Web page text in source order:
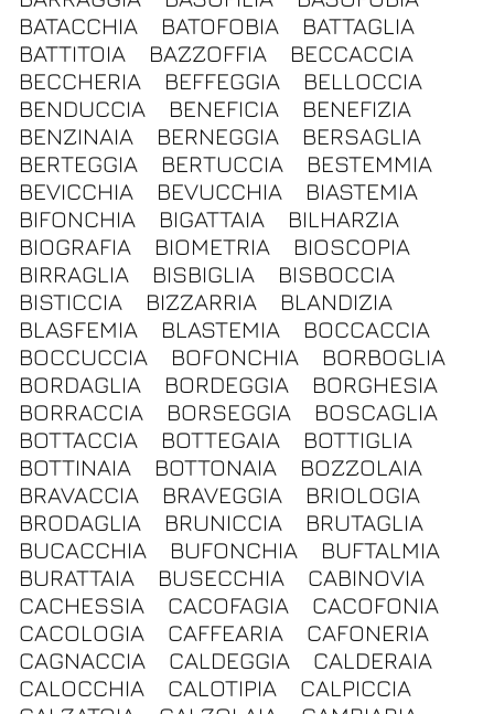
BATACCHIA
BATOFOBIA
BATTAGLIA
BATTITOIA
BAZZOFFIA
BECCACCIA
BECCHERIA
BEFFEGGIA
BELLOCCIA
BENDUCCIA
BENEFICIA
BENEFIZIA
BENZINAIA
BERNEGGIA
BERSAGLIA
BERTEGGIA
BERTUCCIA
BESTEMMIA
BEVICCHIA
BEVUCCHIA
BIASTEMIA
BIFONCHIA
BIGATTAIA
BILHARZIA
BIOGRAFIA
BIOMETRIA
BIOSCOPIA
BIRRAGLIA
BISBIGLIA
BISBOCCIA
BISTICCIA
BIZZARRIA
BLANDIZIA
BLASFEMIA
BLASTEMIA
BOCCACCIA
BOCCUCCIA
BOFONCHIA
BORBOGLIA
BORDAGLIA
BORDEGGIA
BORGHESIA
BORRACCIA
BORSEGGIA
BOSCAGLIA
BOTTACCIA
BOTTEGAIA
BOTTIGLIA
BOTTINAIA
BOTTONAIA
BOZZOLAIA
BRAVACCIA
BRAVEGGIA
BRIOLOGIA
BRODAGLIA
BRUNICCIA
BRUTAGLIA
BUCACCHIA
BUFONCHIA
BUFTALMIA
BURATTAIA
BUSECCHIA
CABINOVIA
CACHESSIA
CACOFAGIA
CACOFONIA
CACOLOGIA
CAFFEARIA
CAFONERIA
CAGNACCIA
CALDEGGIA
CALDERAIA
CALOCCHIA
CALOTIPIA
CALPICCIA